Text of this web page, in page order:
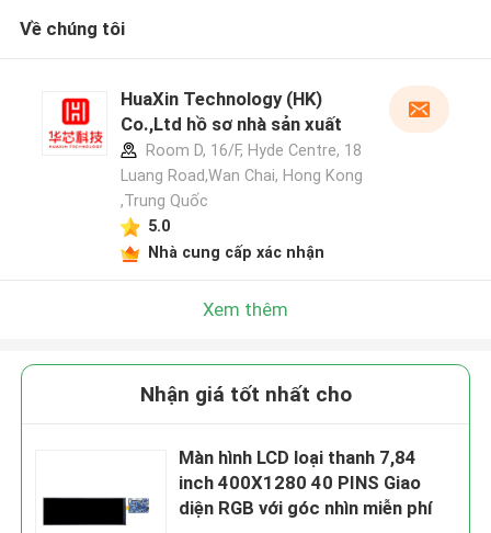
Về chúng tôi
HuaXin Technology (HK)
Co.,Ltd hồ sơ nhà sản xuất
Room D, 16/F, Hyde Centre, 18
Luang Road,Wan Chai, Hong Kong
,Trung Quốc
5.0
Nhà cung cấp xác nhận
Xem thêm
Nhận giá tốt nhất cho
Màn hình LCD loại thanh 7,84
inch 400X1280 40 PINS Giao
diện RGB với góc nhìn miễn phí